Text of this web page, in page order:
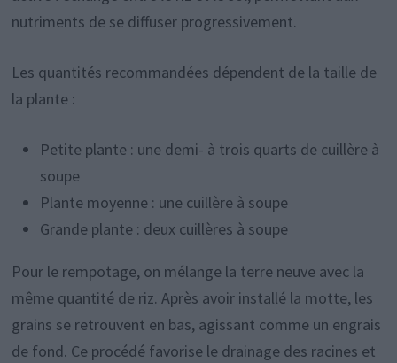
nutriments de se diffuser progressivement.
Les quantités recommandées dépendent de la taille de
la plante :
Petite plante : une demi- à trois quarts de cuillère à
soupe
Plante moyenne : une cuillère à soupe
Grande plante : deux cuillères à soupe
Pour le rempotage, on mélange la terre neuve avec la
même quantité de riz. Après avoir installé la motte, les
grains se retrouvent en bas, agissant comme un engrais
de fond. Ce procédé favorise le drainage des racines et